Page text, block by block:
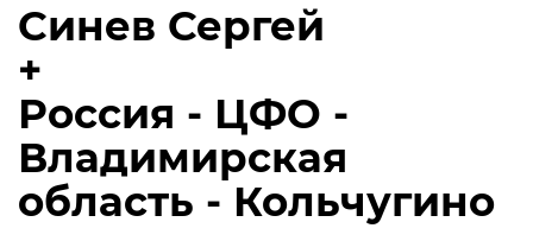
Синев Сергей
+
Россия - ЦФО -
Владимирская
область - Кольчугино